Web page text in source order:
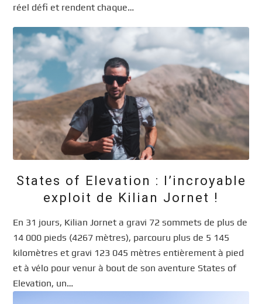
réel défi et rendent chaque…
States of Elevation : l’incroyable
exploit de Kilian Jornet !
En 31 jours, Kilian Jornet a gravi 72 sommets de plus de
14 000 pieds (4267 mètres), parcouru plus de 5 145
kilomètres et gravi 123 045 mètres entièrement à pied
et à vélo pour venur à bout de son aventure States of
Elevation, un…